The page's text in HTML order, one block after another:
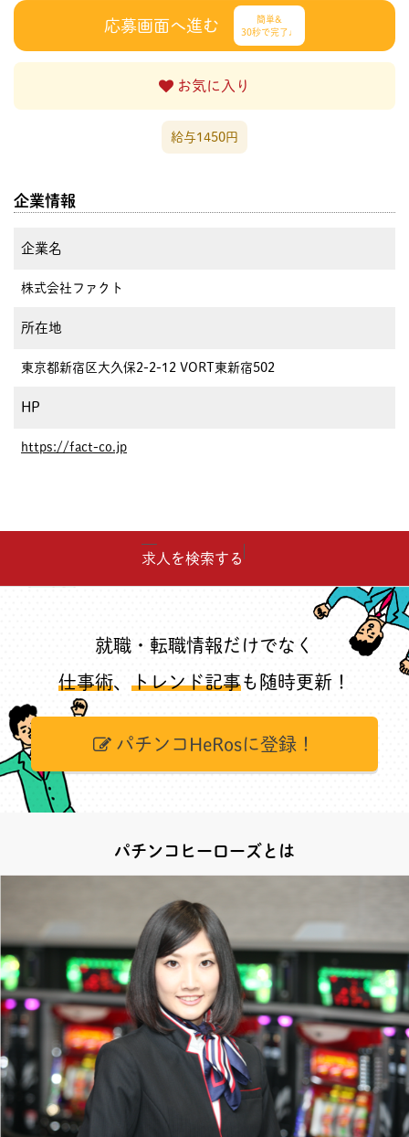
応募画面へ進む
簡単&
30秒で完了♩
お気に入り
給与1450円
企業情報
企業名
株式会社ファクト
所在地
東京都新宿区大久保2-2-12 VORT東新宿502
HP
https://fact-co.jp
求人を検索する
就職・転職情報だけでなく
仕事術、 トレンド記事も随時更新！
パチンコHeRosに登録！
パチンコヒーローズとは